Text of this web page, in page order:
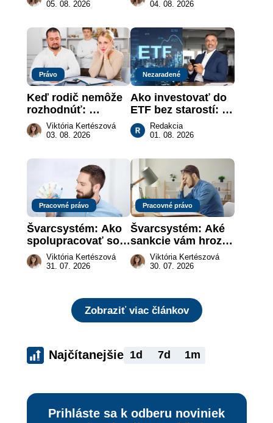
keď na papieri nie
05. 08. 2026
revolúcia na
práce
04. 08. 2026
Právo
Keď rodič nemôže
rozhodnúť:
nahradenie prejavu
vôle súdom v
Viktória Kertészová
03. 08. 2026
Nezaradené
Ako investovať do
ETF bez starostí:
Investičné plány,
ktoré urobia prácu
Redakcia
01. 08. 2026
Pracovné právo
Švarcsystém: Ako
spolupracovať so
živnostníkom
legálne a bez
Viktória Kertészová
31. 07. 2026
Pracovné právo
Švarcsystém: Aké
sankcie vám hrozia
a prečo nestačí
zaplatiť pokutu?
Viktória Kertészová
30. 07. 2026
Zobraziť viac článkov
Najčítanejšie 1d 7d 1m
Prihláste sa k odberu noviniek